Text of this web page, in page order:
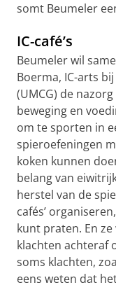
somt Beumeler
IC-café’s
Beumeler wil
Boerma, IC-arts
(UMCG) de
beweging en
om te sporten in
spieroefeningen
koken kunnen
belang van
herstel van de
cafés’
kunt praten. En
klachten achteraf
soms klachten,
eens weten dat